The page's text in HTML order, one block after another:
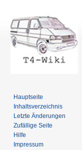
Hauptseite
Inhaltsverzeichnis
Letzte Änderungen
Zufällige Seite
Hilfe
Impressum